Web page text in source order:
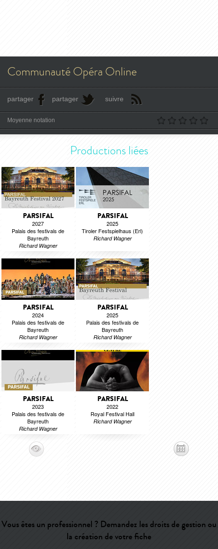
Communauté Opéra Online
partager partager suivre
Moyenne notation
Productions liées
PARSIFAL
2027
Palais des festivals de
Bayreuth
Richard Wagner
PARSIFAL
2025
Tiroler Festspielhaus (Erl)
Richard Wagner
PARSIFAL
2024
Palais des festivals de
Bayreuth
Richard Wagner
PARSIFAL
2025
Palais des festivals de
Bayreuth
Richard Wagner
PARSIFAL
2023
Palais des festivals de
Bayreuth
Richard Wagner
PARSIFAL
2022
Royal Festival Hall
Richard Wagner
Vous êtes un professionnel ? Demandez les droits de gestion ou
la création de votre fiche